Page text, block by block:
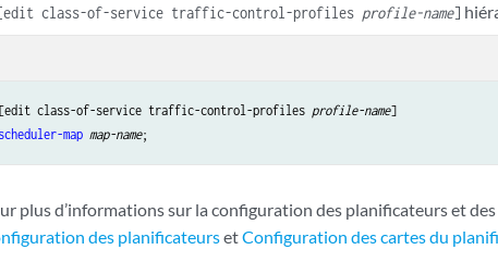
class-of-service traffic-control-profiles profile-name]
[edit class-of-service traffic-control-profiles profile-name
scheduler-map map-name
plus d’informations sur la configuration des planificateurs et
des planificateursetConfiguration des cartes du